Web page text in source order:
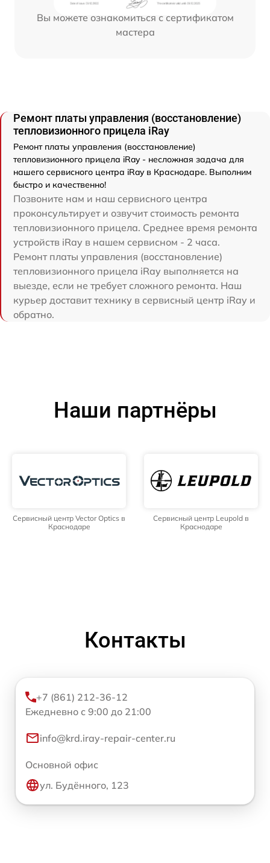
Вы можете ознакомиться с сертификатом
мастера
Ремонт платы управления (восстановление)
тепловизионного прицела iRay
Ремонт платы управления (восстановление)
тепловизионного прицела iRay - несложная задача для
нашего сервисного центра iRay в Краснодаре. Выполним
быстро и качественно!
Позвоните нам и наш сервисного центра
проконсультирует и озвучит стоимость ремонта
тепловизионного прицела. Среднее время ремонта
устройств iRay в нашем сервисном - 2 часа.
Ремонт платы управления (восстановление)
тепловизионного прицела iRay выполняется на
выезде, если не требует сложного ремонта. Наш
курьер доставит технику в сервисный центр iRay и
обратно.
Наши партнёры
Сервисный центр Vector Optics в
Краснодаре
Сервисный центр Leupold в
Краснодаре
Контакты
+7 (861) 212-36-12
Ежедневно с 9:00 до 21:00
info@krd.iray-repair-center.ru
Основной офис
ул. Будённого, 123